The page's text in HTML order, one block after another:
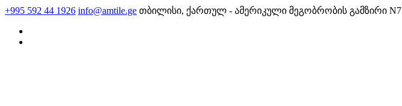
Skip
content
+995 592 44 1926 info@amtile.ge თბილისი, ქართულ - ამერიკული მეგობრობის გამზირი N7